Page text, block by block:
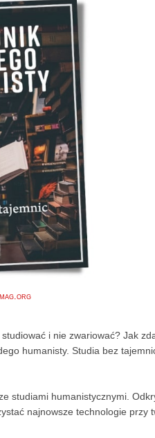
i nie zwariować? Jak
humanisty. Studia bez
studiami humanistycznymi.
najnowsze technologie przy